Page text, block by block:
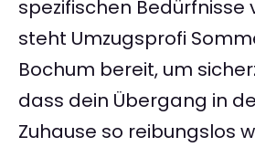
spezifischen Bedürfnisse
steht Umzugsprofi
Bochum bereit, um
dass dein Übergang in
Zuhause so reibungslos